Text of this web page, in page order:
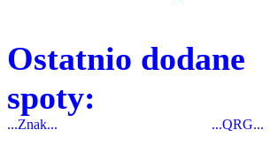
Ostatnio dodane
spoty:
...Znak... ...QRG...